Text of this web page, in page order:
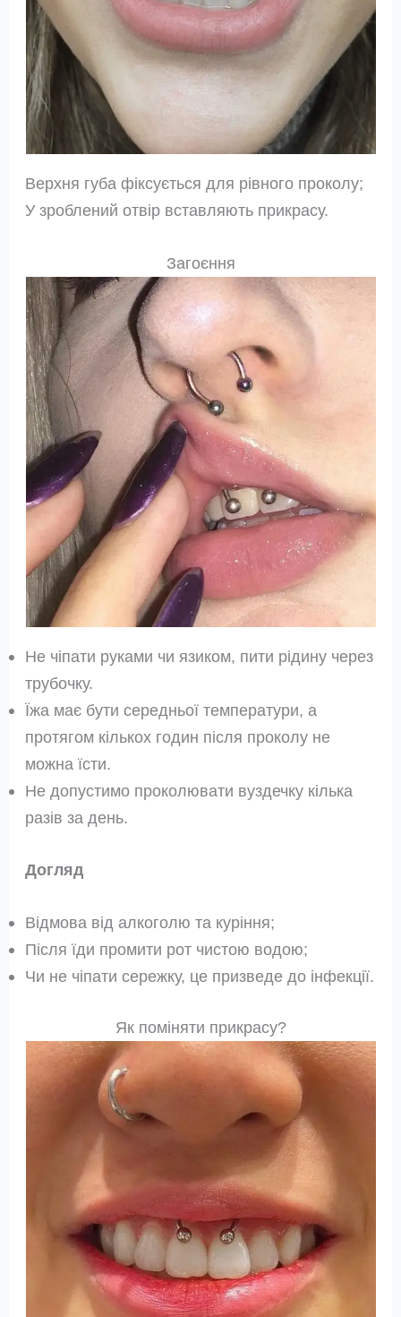
Верхня губа фіксується для рівного проколу;
У зроблений отвір вставляють прикрасу.
Загоєння
Не чіпати руками чи язиком, пити рідину через
трубочку.
Їжа має бути середньої температури, а
протягом кількох годин після проколу не
можна їсти.
Не допустимо проколювати вуздечку кілька
разів за день.
Догляд
Відмова від алкоголю та куріння;
Після їди промити рот чистою водою;
Чи не чіпати сережку, це призведе до інфекції.
Як поміняти прикрасу?